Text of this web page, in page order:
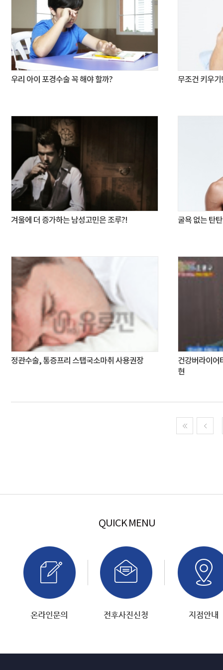
우리 아이 포경수술 꼭 해야 할까? 무조건 키우
겨울에 더 증가하는 남성고민은 조루?! 굴욕 없는 탄
정관수술, 통증프리 스탭국소마취 사용권장
건강버라이어
현
QUICK MENU